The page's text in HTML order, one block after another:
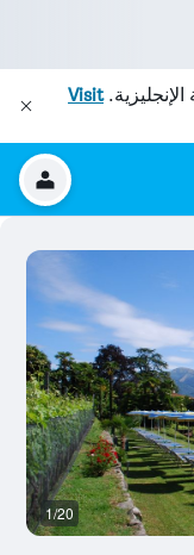
الإنجليزية.Visit
1/20